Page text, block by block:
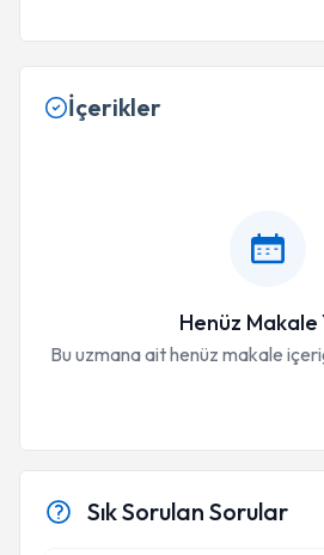
İçerikler
Henüz Makale
Bu uzmana ait henüz makale
Sık Sorulan Sorular